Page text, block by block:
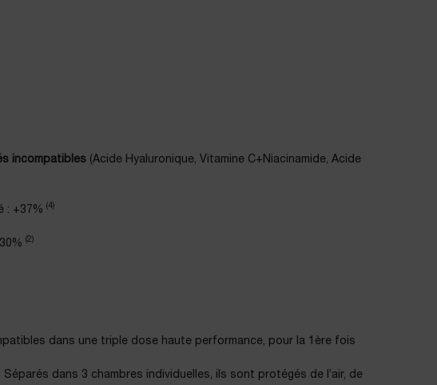
incompatibles (Acide Hyaluronique, Vitamine C+Niacinamide, Acide
: +37% (4)
(2)
dans une triple dose haute performance, pour la 1ère fois
dans 3 chambres individuelles, ils sont protégés de l’air, de